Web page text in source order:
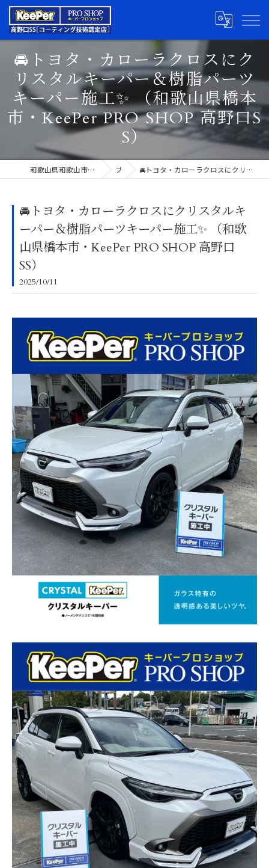
🚘トヨタ・カローラクロスにク
リスタルキーパー＆樹脂パーツ
キーパー施工✨ （和歌山県橋本
市・KeePer PRO SHOP 高野口S
S）
和歌山県和歌山市のカーコーティングならキーパープロショップ高野口SS ブログ 🚘トヨタ・カローラクロスにクリスタルキーパー＆樹脂パーツキーパー施工✨ （和歌山県橋本市・KeePer PRO SHOP 高野口SS）
🚘トヨタ・カローラクロスにクリスタルキ
ーパー＆樹脂パーツキーパー施工✨ （和歌
山県橋本市・KeePer PRO SHOP 高野口
SS）
2025/10/11